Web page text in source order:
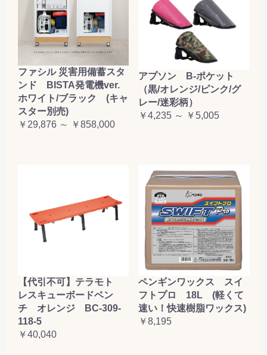
ファシル 災害用備蓄スタ
ンド BISTA発電機ver.
ホワイト/ブラック (キャ
スター別売)
￥29,876 ～ ￥858,000
アプソン B-ポケット
（黒/オレンジ/ピンク/グ
レー/迷彩柄）
￥4,235 ～ ￥5,005
【代引不可】テラモト
レスキューボードベン
チ オレンジ BC-309-
118-5
￥40,040
ペンギンワックス スイ
フトプロ 18L (軽くて
速い！快速樹脂ワックス)
￥8,195